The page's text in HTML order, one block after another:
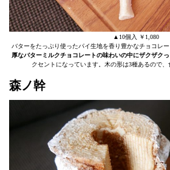
▲10個入 ￥1,080
バターをたっぷり使ったパイ生地を香り豊かなチョコレ
厚なバターミルクチョコレートの味わいの中にザクザク
クセントになっています。木の形は3種あるので、
森ノ幹